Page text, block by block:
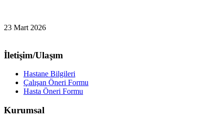
23 Mart 2026
İletişim/Ulaşım
Hastane Bilgileri
Çalışan Öneri Formu
Hasta Öneri Formu
Kurumsal